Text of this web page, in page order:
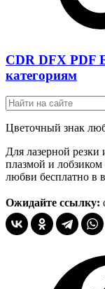
CDR DFX PDF
категориям
Цветочный знак
Для лазерной
плазмой и
любви бесплатно в
Ожидайте ссылку: